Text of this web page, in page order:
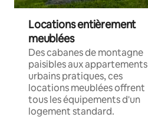
Locations entièrement
meublées
Des cabanes de montagne
paisibles aux appartements
urbains pratiques, ces
locations meublées offrent
tous les équipements d'un
logement standard.